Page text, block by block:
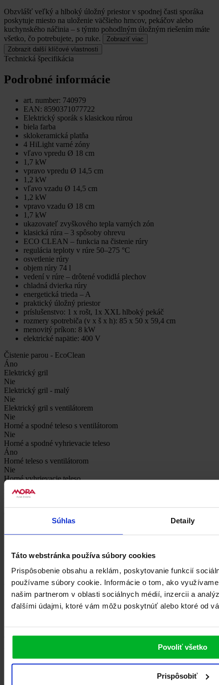
Súhlas Detaily
Táto webstránka používa súbory cookies
Prispôsobenie obsahu a reklám, poskytovanie funkcií
používame súbory cookie. Informácie o tom, ako
našim partnerom v oblasti sociálnych médií, inzercii a
ďalšími údajmi, ktoré vám môžu poskytnúť alebo ktoré od
Povoliť všetko
Prispôsobiť
Obzvlášť veľký a hlboký úložný priestor v spodnej časti sporáka
poskytuje miesto na uloženie väčšieho hrncov, pekáčov alebo
kuchynského náčinia – s týmto pohodlným úložným riešením máte
všetko, čo potrebujete, po ruke.
Zobraziť viac
Zobrazit další klíčové vlastnosti
Technická špecifikácia
Podrobné informácie
art. number: 740979
EAN: 8590371077722
Elektrický sporák s klasickou rúrou
biela farba
sklokeramická platňa
4 HiLight varné zóny
vľavo vpredu Ø 18 cm
1,7 kW
vpravo vpredu Ø 14,5 cm
1,2 kW
vľavo vzadu Ø 14,5 cm
1,2 kW
vpravo vzadu Ø 18 cm
1,7 kW
ukazovateľ zvyškového tepla varných zón
klasická rúra – 3 spôsoby ohrevu
ECO CLEAN – funkcia na čistenie rúry
regulácia teploty v rúre 50–275 °C
osvetlenie rúry
objem rúry 74 l
vedení v rúre – drôtené vodidlá plechov
chladná dvierka rúry
energetická trieda – A
praktický úložný priestor
príslušenstvo: 1 x rošt, 1x XXL hlboký pekáč
rozmery spotrebiča (v x š x h): 85 x 50 x 59,4 cm
menovitý príkon: 8 kW
elektrické napätie: 400 V
Čistenie parou - EcoClean
Áno
Elektrický gril
Nie
Elektrický gril - malý
Nie
Elektrický gril s ventilátorem
Nie
Horné a spodné teleso s ventilátorom
Nie
Horné a spodné vyhrievacie teleso
Áno
Horné teleso s ventilátorom
Nie
Horné vyhrievacie teleso
Áno
Kruhové teleso s ventilátorom
Nie
Spodné vyhrievacie teleso
Áno
Časový displej
Nie
Farba
Biela
Nie
Osvetlenie rúry
50 cm